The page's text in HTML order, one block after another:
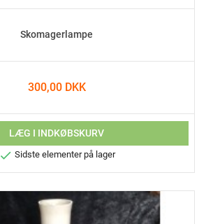
Skomagerlampe
300,00 DKK
LÆG I INDKØBSKURV
 Sidste elementer på lager